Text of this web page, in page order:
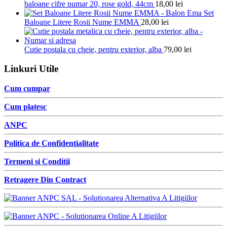
baloane cifre numar 20, rose gold, 44cm 18,00 lei
Set
Baloane Litere Rosii Nume EMMA 28,00 lei
Cutie postala cu cheie, pentru exterior, alba 79,00 lei
Linkuri Utile
Cum cumpar
Cum platesc
ANPC
Politica de Confidentialitate
Termeni si Conditii
Retragere Din Contract